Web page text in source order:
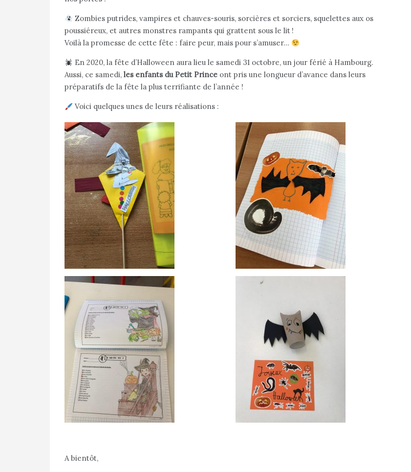
Zombies putrides, vampires et chauves-souris, sorcières et sorciers, squelettes aux os
poussiéreux, et autres monstres rampants qui grattent sous le lit !
Voilà la promesse de cette fête : faire peur, mais pour s’amuser…
En 2020, la fête d’Halloween aura lieu le samedi 31 octobre, un jour férié à Hambourg.
Aussi, ce samedi, les enfants du Petit Prince ont pris une longueur d’avance dans leurs
préparatifs de la fête la plus terrifiante de l’année !
Voici quelques unes de leurs réalisations :
A bientôt,